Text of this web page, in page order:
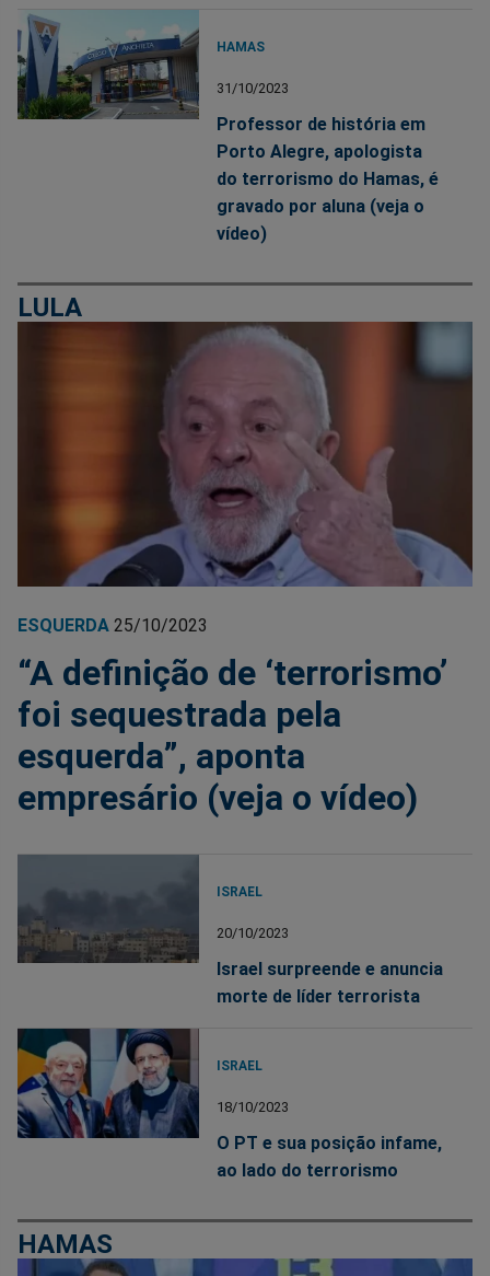
HAMAS
31/10/2023
Professor de história em
Porto Alegre, apologista
do terrorismo do Hamas, é
gravado por aluna (veja o
vídeo)
LULA
ESQUERDA 25/10/2023
“A definição de ‘terrorismo’
foi sequestrada pela
esquerda”, aponta
empresário (veja o vídeo)
ISRAEL
20/10/2023
Israel surpreende e anuncia
morte de líder terrorista
ISRAEL
18/10/2023
O PT e sua posição infame,
ao lado do terrorismo
HAMAS